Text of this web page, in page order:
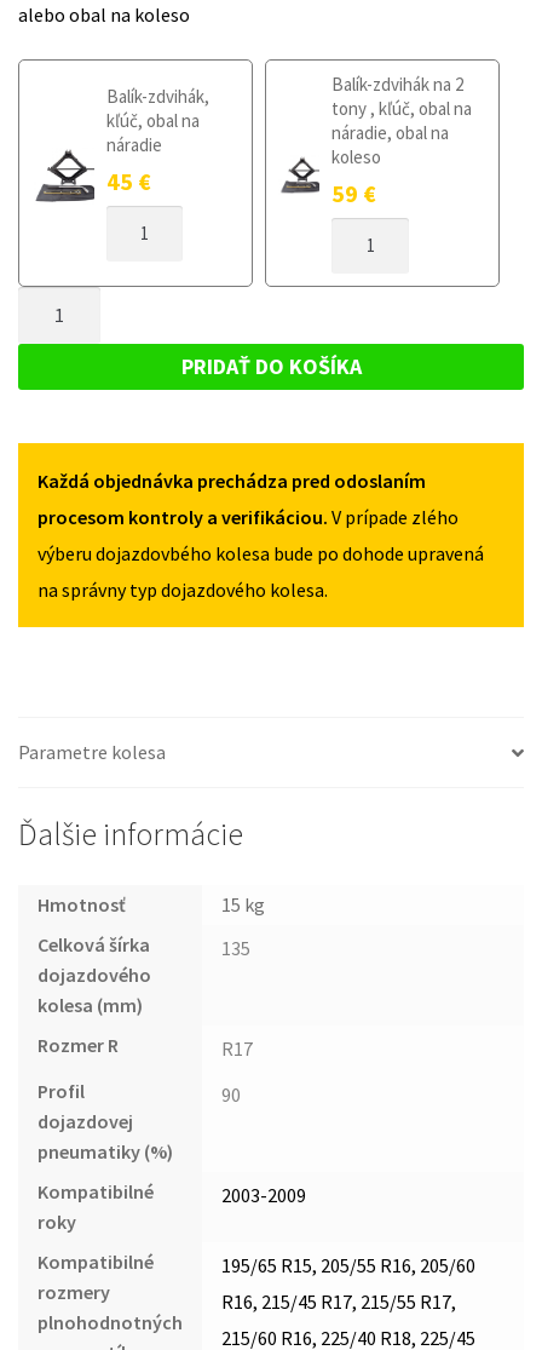
alebo obal na koleso
Balík-zdvihák,
kľúč, obal na
náradie
45 €
DOJAZDOVÉ
SUBARU
III
2009
Balík-zdvihák na 2
tony , kľúč, obal na
náradie, obal na
koleso
59 €
DOJAZDOVÉ
III
2003-
5X100
SUBARU
2003-
2009
135/90R17
PRIDAŤ DO KOŠÍKA
Každá objednávka prechádza pred odoslaním
procesom kontroly a verifikáciou. V prípade zlého
výberu dojazdovbého kolesa bude po dohode upravená
na správny typ dojazdového kolesa.
Parametre kolesa
Ďalšie informácie
Hmotnosť
15 kg
Celková šírka
dojazdového
kolesa (mm)
135
Rozmer R
R17
Profil
dojazdovej
pneumatiky (%)
90
Kompatibilné
roky
2003-2009
Kompatibilné
rozmery
plnohodnotných
195/65 R15, 205/55 R16, 205/60
R16, 215/45 R17, 215/55 R17,
215/60 R16, 225/40 R18, 225/45